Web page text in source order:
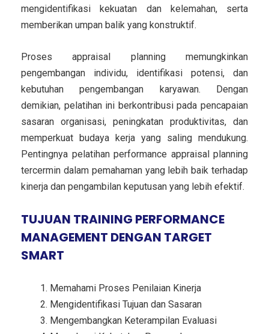
mengidentifikasi kekuatan dan kelemahan, serta
memberikan umpan balik yang konstruktif.
Proses appraisal planning memungkinkan
pengembangan individu, identifikasi potensi, dan
kebutuhan pengembangan karyawan. Dengan
demikian, pelatihan ini berkontribusi pada pencapaian
sasaran organisasi, peningkatan produktivitas, dan
memperkuat budaya kerja yang saling mendukung.
Pentingnya pelatihan performance appraisal planning
tercermin dalam pemahaman yang lebih baik terhadap
kinerja dan pengambilan keputusan yang lebih efektif.
TUJUAN TRAINING PERFORMANCE
MANAGEMENT DENGAN TARGET
SMART
Memahami Proses Penilaian Kinerja
Mengidentifikasi Tujuan dan Sasaran
Mengembangkan Keterampilan Evaluasi